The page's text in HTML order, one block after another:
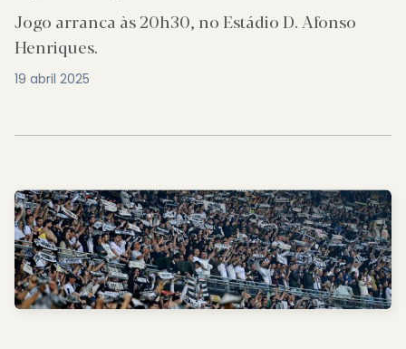
Jogo arranca às 20h30, no Estádio D. Afonso
Henriques.
19 abril 2025